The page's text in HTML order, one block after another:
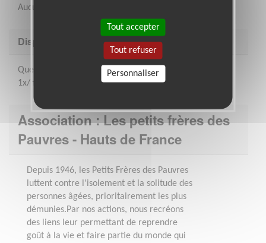
Aucunes compétences particulières pour cette mission
Disponibilité demandée
Quelques heures par semaine ; une réunion d'équipe
1x/mois
Association : Les petits frères des
Pauvres - Hauts de France
Depuis 1946, les Petits Frères des Pauvres
luttent contre l'isolement et la solitude des
personnes âgées, prioritairement les plus
démunies.Par nos actions, nous recréons
des liens leur permettant de reprendre
goût à la vie et faire partie du monde qui
Tout accepter
Tout refuser
Personnaliser